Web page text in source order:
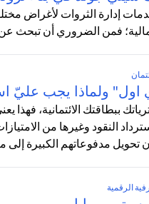
إدارة الثروات لأغراض
فمن الضروري أن
اول" ولماذا يجب عليّ
ببطاقتك الائتمانية،
النقود وغيرها من
تحويل مدفوعاتهم الكبيرة
الرقمية